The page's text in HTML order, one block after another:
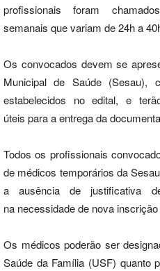
profissionais foram
semanais que variam de 24h a
Os convocados devem se
Municipal de Saúde (Sesau),
estabelecidos no edital, e
úteis para a entrega da
Todos os profissionais
de médicos temporários da
a ausência de justificativa
na necessidade de nova
Os médicos poderão ser
Saúde da Família (USF) quanto